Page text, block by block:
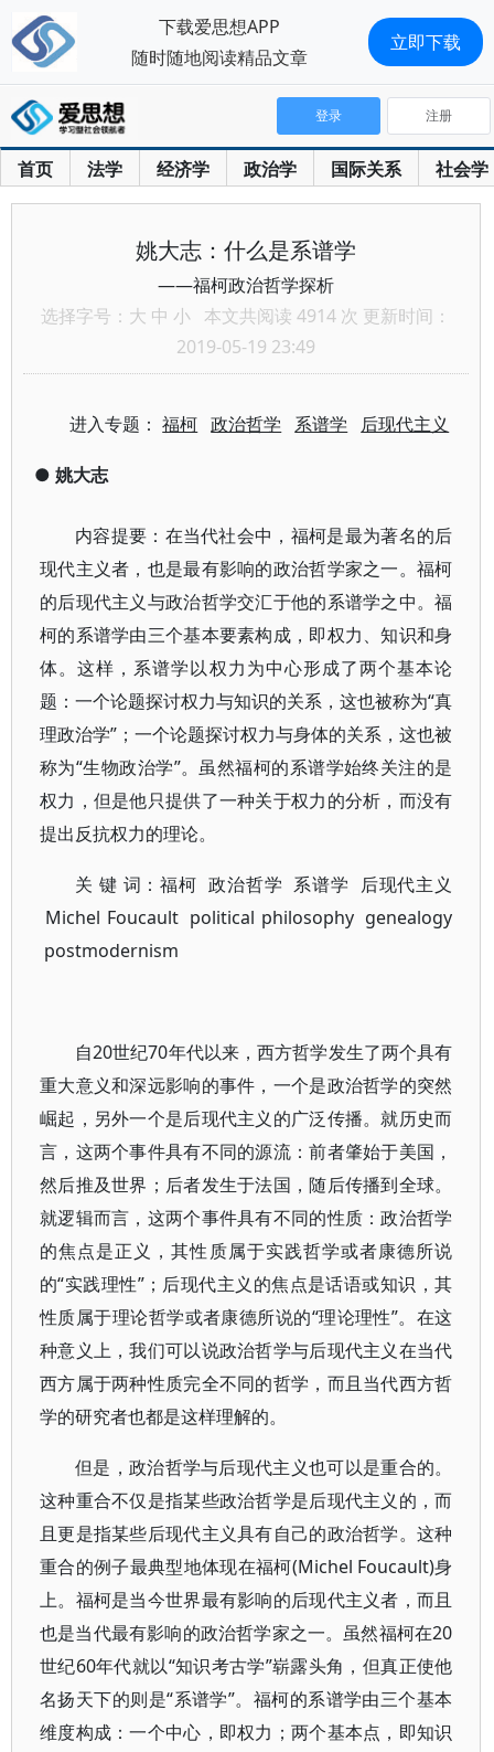
首页 法学 经济学 政治学 国际关系 社会学
登录 注册
姚大志：什么是系谱学
——福柯政治哲学探析
选择字号： 大 中 小 本文共阅读 4914 次 更新时间：
2019-05-19 23:49
进入专题：福柯 政治哲学 系谱学 后现代主义
● 姚大志
内容提要：在当代社会中，福柯是最为著名的后
现代主义者，也是最有影响的政治哲学家之一。福柯
的后现代主义与政治哲学交汇于他的系谱学之中。福
柯的系谱学由三个基本要素构成，即权力、知识和身
体。这样，系谱学以权力为中心形成了两个基本论
题：一个论题探讨权力与知识的关系，这也被称为“真
理政治学”；一个论题探讨权力与身体的关系，这也被
称为“生物政治学”。虽然福柯的系谱学始终关注的是
权力，但是他只提供了一种关于权力的分析，而没有
提出反抗权力的理论。
关 键 词：福柯 政治哲学 系谱学 后现代主义
Michel Foucault political philosophy genealogy
postmodernism
自20世纪70年代以来，西方哲学发生了两个具有
重大意义和深远影响的事件，一个是政治哲学的突然
崛起，另外一个是后现代主义的广泛传播。就历史而
言，这两个事件具有不同的源流：前者肇始于美国，
然后推及世界；后者发生于法国，随后传播到全球。
就逻辑而言，这两个事件具有不同的性质：政治哲学
的焦点是正义，其性质属于实践哲学或者康德所说
的“实践理性”；后现代主义的焦点是话语或知识，其
性质属于理论哲学或者康德所说的“理论理性”。在这
种意义上，我们可以说政治哲学与后现代主义在当代
西方属于两种性质完全不同的哲学，而且当代西方哲
学的研究者也都是这样理解的。
但是，政治哲学与后现代主义也可以是重合的。
这种重合不仅是指某些政治哲学是后现代主义的，而
且更是指某些后现代主义具有自己的政治哲学。这种
重合的例子最典型地体现在福柯(Michel Foucault)身
上。福柯是当今世界最有影响的后现代主义者，而且
也是当代最有影响的政治哲学家之一。虽然福柯在20
世纪60年代就以“知识考古学”崭露头角，但真正使他
名扬天下的则是“系谱学”。福柯的系谱学由三个基本
维度构成：一个中心，即权力；两个基本点，即知识
下载爱思想APP
随时随地阅读精品文章
立即下载